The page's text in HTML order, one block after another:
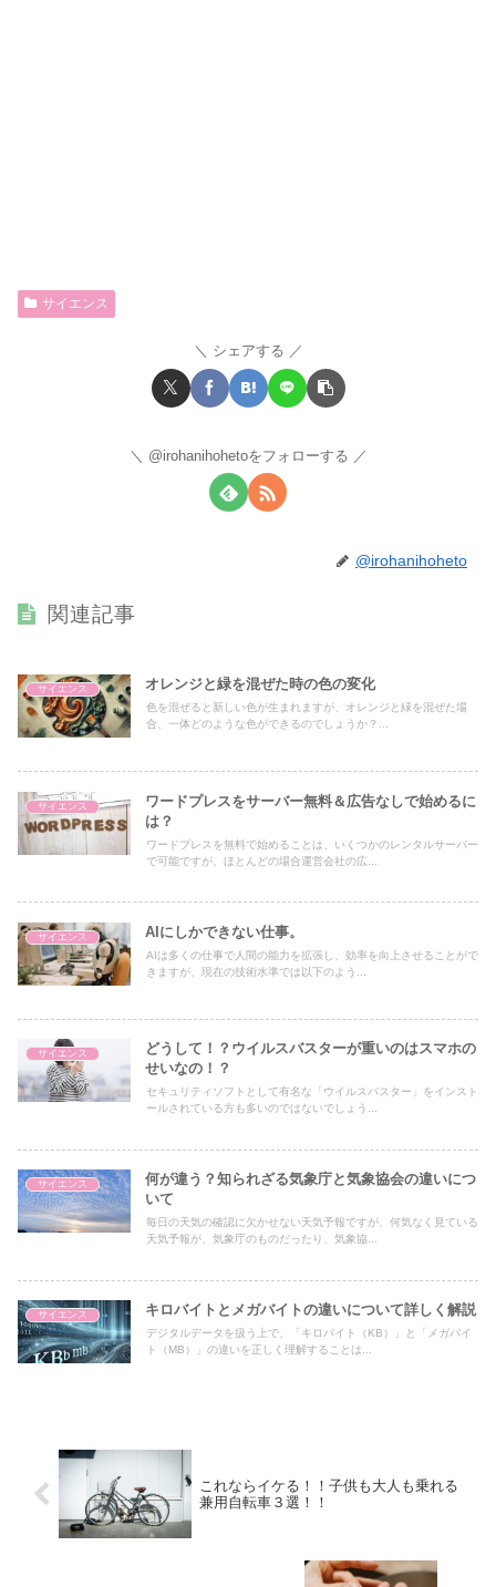
サイエンス
シェアする
@irohanihohetoをフォローする
@irohanihoheto
関連記事
サイエンス オレンジと緑を混ぜた時の色の変化
色を混ぜると新しい色が生まれますが、オレンジと緑を混ぜた場
合、一体どのような色ができるのでしょうか？...
サイエンス
ワードプレスをサーバー無料＆広告なしで始めるに
は？
ワードプレスを無料で始めることは、いくつかのレンタルサーバー
で可能ですが、ほとんどの場合運営会社の広...
サイエンス AIにしかできない仕事。
AIは多くの仕事で人間の能力を拡張し、効率を向上させることがで
きますが、現在の技術水準では以下のよう...
サイエンス
どうして！？ウイルスバスターが重いのはスマホの
せいなの！？
セキュリティソフトとして有名な「ウイルスバスター」をインスト
ールされている方も多いのではないでしょう...
サイエンス
何が違う？知られざる気象庁と気象協会の違いにつ
いて
毎日の天気の確認に欠かせない天気予報ですが、何気なく見ている
天気予報が、気象庁のものだったり、気象協...
サイエンス キロバイトとメガバイトの違いについて詳しく解説
デジタルデータを扱う上で、「キロバイト（KB）」と「メガバイ
ト（MB）」の違いを正しく理解することは...
これならイケる！！子供も大人も乗れる
兼用自転車３選！！